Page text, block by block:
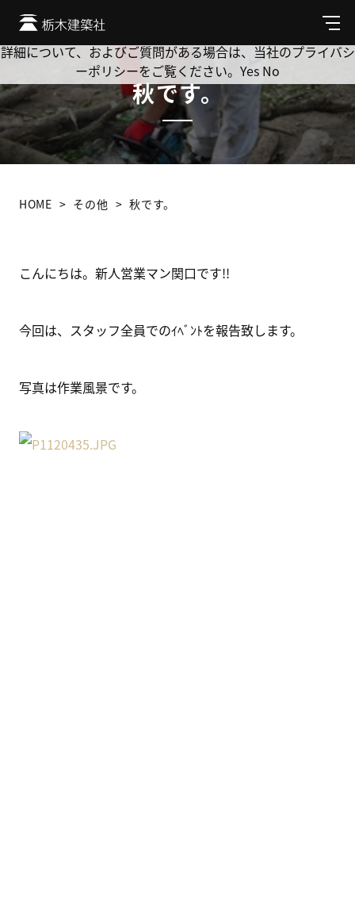
メ
ニ
ュ
秋です。
HOME その他 秋です。
こんにちは。新人営業マン関口です!!
今回は、スタッフ全員でのｲﾍﾞﾝﾄを報告致します。
写真は作業風景です。
Cookie を使用して、お客様の活動を追跡してもよろしいです
か? 当社ではお客様のプライバシーを極めて重視しています。
詳細について、およびご質問がある場合は、当社のプライバシ
ーポリシーをご覧ください。 Yes No